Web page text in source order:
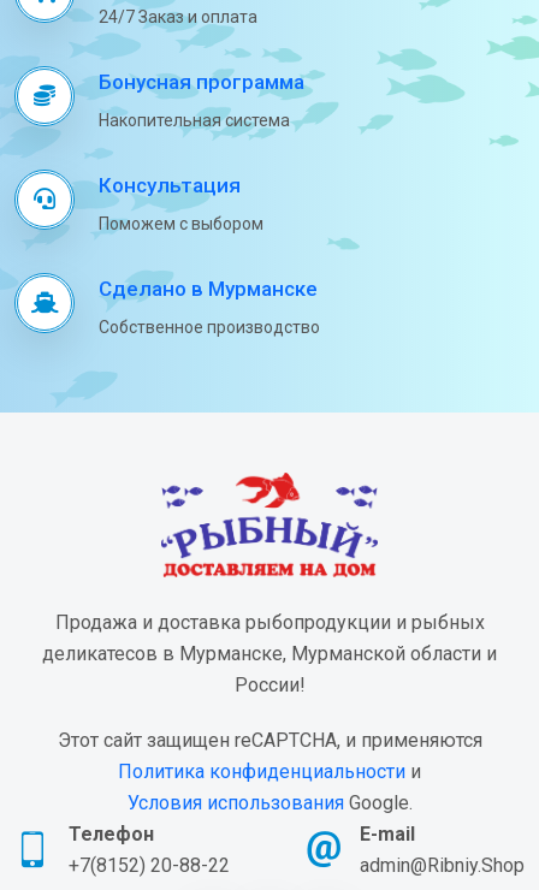
24/7 Заказ и оплата
Бонусная программа
Накопительная система
Консультация
Поможем с выбором
Сделано в Мурманске
Собственное производство
Продажа и доставка рыбопродукции и рыбных
деликатесов в Мурманске, Мурманской области и
России!
Этот сайт защищен reCAPTCHA, и применяются
Политика конфиденциальности и
Условия использованияGoogle.
Телефон
+7(8152) 20-88-22
E-mail
admin@Ribniy.Shop